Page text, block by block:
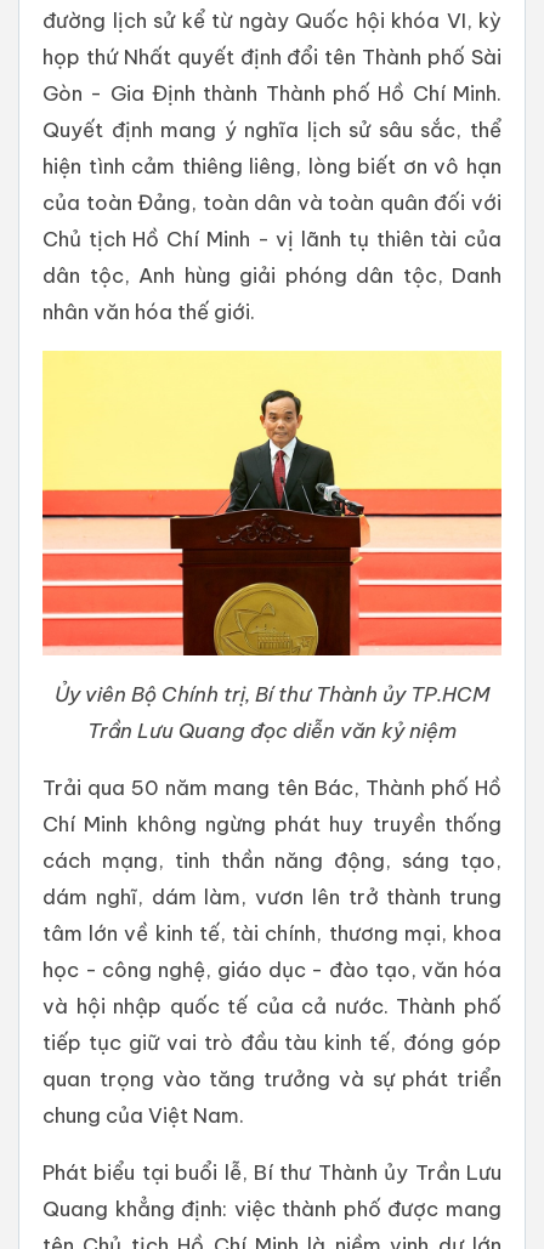
đường lịch sử kể từ ngày Quốc hội khóa VI, kỳ
họp thứ Nhất quyết định đổi tên Thành phố Sài
Gòn - Gia Định thành Thành phố Hồ Chí Minh.
Quyết định mang ý nghĩa lịch sử sâu sắc, thể
hiện tình cảm thiêng liêng, lòng biết ơn vô hạn
của toàn Đảng, toàn dân và toàn quân đối với
Chủ tịch Hồ Chí Minh - vị lãnh tụ thiên tài của
dân tộc, Anh hùng giải phóng dân tộc, Danh
nhân văn hóa thế giới.
Ủy viên Bộ Chính trị, Bí thư Thành ủy TP.HCM
Trần Lưu Quang đọc diễn văn kỷ niệm
Trải qua 50 năm mang tên Bác, Thành phố Hồ
Chí Minh không ngừng phát huy truyền thống
cách mạng, tinh thần năng động, sáng tạo,
dám nghĩ, dám làm, vươn lên trở thành trung
tâm lớn về kinh tế, tài chính, thương mại, khoa
học - công nghệ, giáo dục - đào tạo, văn hóa
và hội nhập quốc tế của cả nước. Thành phố
tiếp tục giữ vai trò đầu tàu kinh tế, đóng góp
quan trọng vào tăng trưởng và sự phát triển
chung của Việt Nam.
Phát biểu tại buổi lễ, Bí thư Thành ủy Trần Lưu
Quang khẳng định: việc thành phố được mang